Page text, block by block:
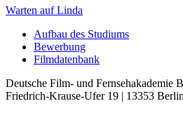
Warten auf Linda
Auf­bau des Stu­di­ums
Bewer­bung
Film­da­ten­bank
Deutsche Film- und Fernseh­akademie
Friedrich-Krause-Ufer 19 | 13353 Berlin